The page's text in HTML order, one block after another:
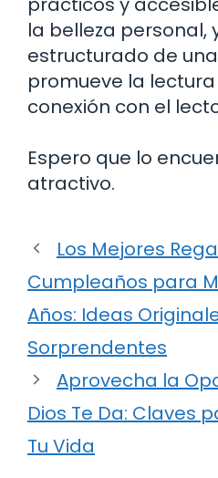
la belleza personal,
estructurado de
promueve la
conexión con el
Espero que lo
atractivo.
Los Mejores
Cumpleaños para
Años: Ideas
Sorprendentes
Aprovecha la
Dios Te Da: Claves
Tu Vida